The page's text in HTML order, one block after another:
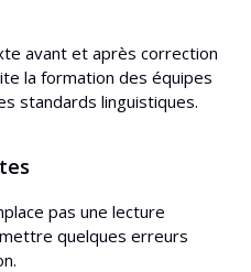
avant et après correction
la formation des équipes
standards linguistiques.
pas une lecture
quelques erreurs